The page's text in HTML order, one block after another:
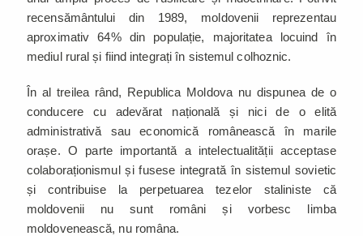
recensământului din 1989, moldovenii reprezentau
aproximativ 64% din populație, majoritatea locuind în
mediul rural și fiind integrați în sistemul colhoznic.
În al treilea rând, Republica Moldova nu dispunea de o
conducere cu adevărat națională și nici de o elită
administrativă sau economică românească în marile
orașe. O parte importantă a intelectualității acceptase
colaboraționismul și fusese integrată în sistemul sovietic
și contribuise la perpetuarea tezelor staliniste că
moldovenii nu sunt români și vorbesc limba
moldovenească, nu româna.